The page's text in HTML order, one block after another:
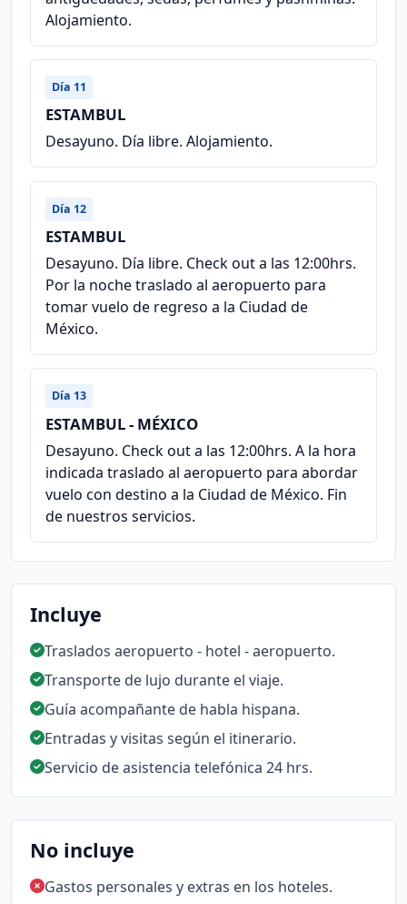
Alojamiento.
Día 11
ESTAMBUL
Desayuno. Día libre. Alojamiento.
Día 12
ESTAMBUL
Desayuno. Día libre. Check out a las 12:00hrs.
Por la noche traslado al aeropuerto para
tomar vuelo de regreso a la Ciudad de
México.
Día 13
ESTAMBUL - MÉXICO
Desayuno. Check out a las 12:00hrs. A la hora
indicada traslado al aeropuerto para abordar
vuelo con destino a la Ciudad de México. Fin
de nuestros servicios.
Incluye
Traslados aeropuerto - hotel - aeropuerto.
Transporte de lujo durante el viaje.
Guía acompañante de habla hispana.
Entradas y visitas según el itinerario.
Servicio de asistencia telefónica 24 hrs.
No incluye
Gastos personales y extras en los hoteles.